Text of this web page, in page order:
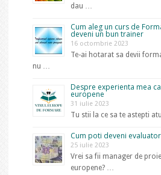
dau …
Cum aleg un curs de
deveni un bun trainer
16 octombrie 2023
Te-ai hotarat sa devii
nu …
Despre experienta mea
europene
31 iulie 2023
Tu stii la ce sa te astepti
Cum poti deveni
25 iulie 2023
Vrei sa fii manager de
europene? …